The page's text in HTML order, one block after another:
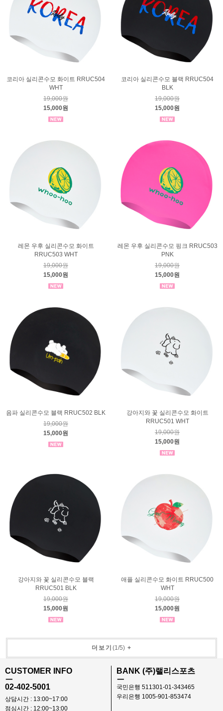
코리아 실리콘수모 화이트 RRUC504
WHT
19,000원
15,000원
코리아 실리콘수모 블랙 RRUC504
BLK
19,000원
15,000원
레몬 우후 실리콘수모 화이트
RRUC503 WHT
19,000원
15,000원
레몬 우후 실리콘수모 핑크 RRUC503
PNK
19,000원
15,000원
음파 실리콘수모 블랙 RRUC502 BLK
19,000원
15,000원
강아지와 꽃 실리콘수모 화이트
RRUC501 WHT
19,000원
15,000원
강아지와 꽃 실리콘수모 블랙
RRUC501 BLK
19,000원
15,000원
애플 실리콘수모 화이트 RRUC500
WHT
19,000원
15,000원
더보기 (1/5)+
CUSTOMER INFO
ㅡ
02-402-5001
상담시간 : 13:00~17:00
점심시간 : 12:00~13:00
BANK (주)랠리스포츠
ㅡ
국민은행 511301-01-343465
우리은행 1005-901-853474